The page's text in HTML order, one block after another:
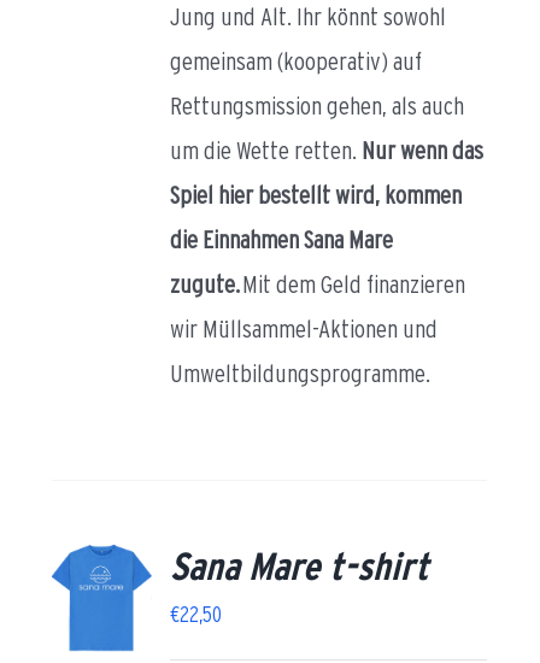
Jung und Alt. Ihr könnt sowohl
gemeinsam (kooperativ) auf
Rettungsmission gehen, als auch
um die Wette retten. Nur wenn das
Spiel hier bestellt wird, kommen
die Einnahmen Sana Mare
zugute.Mit dem Geld finanzieren
wir Müllsammel-Aktionen und
Umweltbildungsprogramme.
Sana Mare t-shirt
€22,50